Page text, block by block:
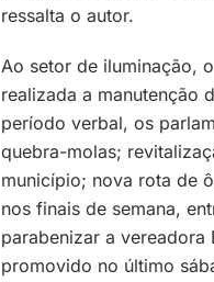
ressalta o autor.
Ao setor de iluminação,
realizada a manutenção
período verbal, os
quebra-molas;
município; nova rota de
nos finais de semana,
parabenizar a vereadora
promovido no último